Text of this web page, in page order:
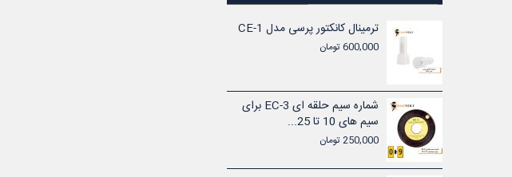
ترمینال کانکتور پرسی مدل CE-1
600,000 تومان
شماره سیم حلقه ای EC-3 برای
سیم های 10 تا 25...
250,000 تومان